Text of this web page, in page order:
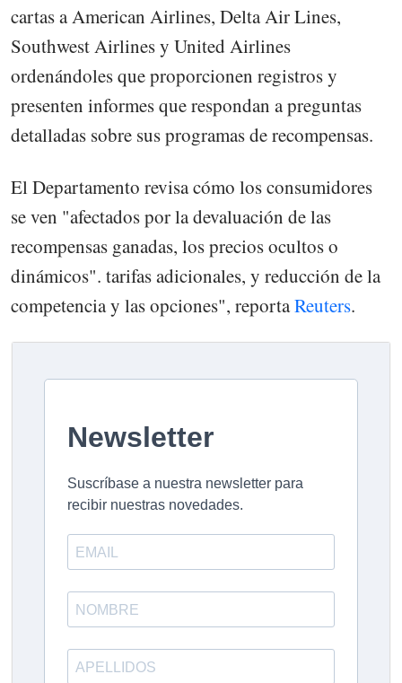
cartas a American Airlines, Delta Air Lines,
Southwest Airlines y United Airlines
ordenándoles que proporcionen registros y
presenten informes que respondan a preguntas
detalladas sobre sus programas de recompensas.
El Departamento revisa cómo los consumidores
se ven "afectados por la devaluación de las
recompensas ganadas, los precios ocultos o
dinámicos". tarifas adicionales, y reducción de la
competencia y las opciones", reportaReuters.